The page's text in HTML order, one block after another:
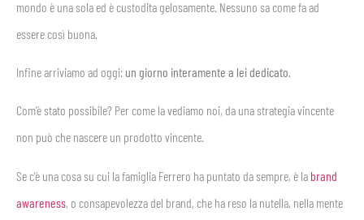
mondo è una sola ed è custodita gelosamente. Nessuno sa come fa ad
essere così buona.
Infine arriviamo ad oggi: un giorno interamente a lei dedicato.
Com’è stato possibile? Per come la vediamo noi, da una strategia vincente
non può che nascere un prodotto vincente.
Se c’è una cosa su cui la famiglia Ferrero ha puntato da sempre, è la brand
awareness, o consapevolezza del brand, che ha reso la nutella, nella mente